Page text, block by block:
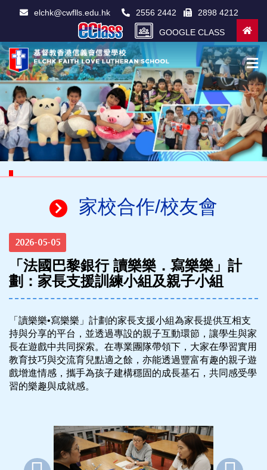
elchk@cwflls.edu.hk 2556 2442 2898 4212
GOOGLE CLASS
家校合作/校友會
2026-05-05
「法國巴黎銀行 讀樂樂．寫樂樂」計
劃：家長支援訓練小組及親子小組
「讀樂樂•寫樂樂」計劃的家長支援小組為家長提供互相支
持與分享的平台，並透過專設的親子互動環節，讓學生與家
長在遊戲中共同探索。在專業團隊帶領下，大家在學習實用
教育技巧與交流育兒點適之餘，亦能透過豐富有趣的親子遊
戲增進情感，攜手為孩子建構穩固的成長基石，共同感受學
習的樂趣與成就感。